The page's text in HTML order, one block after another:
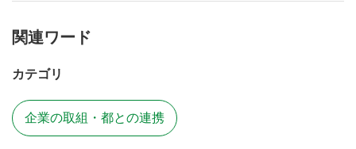
関連ワード
カテゴリ
企業の取組・都との連携